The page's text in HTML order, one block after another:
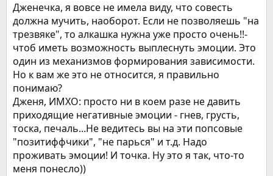
Дженечка, я вовсе не имела виду, что совесть
должна мучить, наоборот. Если не позволяешь "на
трезвяке", то алкашка нужна уже просто очень!!-
чтоб иметь возможность выплеснуть эмоции. Это
один из механизмов формирования зависимости.
Но к вам же это не относится, я правильно
понимаю?
Дженя, ИМХО: просто ни в коем разе не давить
приходящие негативные эмоции - гнев, грусть,
тоска, печаль...Не ведитесь вы на эти попсовые
"позитиффчики", "не парься" и т.д. Надо
проживать эмоции! И точка. Ну это я так, что-то
меня понесло))